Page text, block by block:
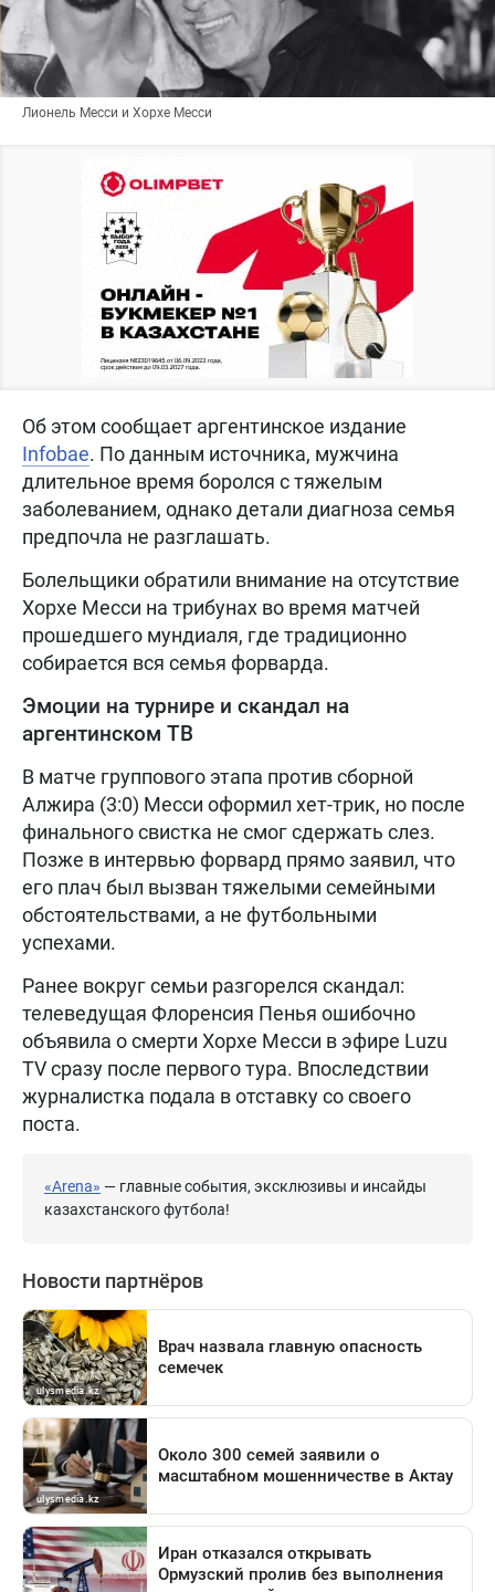
Лионель Месси и Хорхе Месси
Об этом сообщает аргентинское издание
Infobae. По данным источника, мужчина
длительное время боролся с тяжелым
заболеванием, однако детали диагноза семья
предпочла не разглашать.
Болельщики обратили внимание на отсутствие
Хорхе Месси на трибунах во время матчей
прошедшего мундиаля, где традиционно
собирается вся семья форварда.
Эмоции на турнире и скандал на
аргентинском ТВ
В матче группового этапа против сборной
Алжира (3:0) Месси оформил хет-трик, но после
финального свистка не смог сдержать слез.
Позже в интервью форвард прямо заявил, что
его плач был вызван тяжелыми семейными
обстоятельствами, а не футбольными
успехами.
Ранее вокруг семьи разгорелся скандал:
телеведущая Флоренсия Пенья ошибочно
объявила о смерти Хорхе Месси в эфире Luzu
TV сразу после первого тура. Впоследствии
журналистка подала в отставку со своего
поста.
«Arena» — главные события, эксклюзивы и инсайды
казахстанского футбола!